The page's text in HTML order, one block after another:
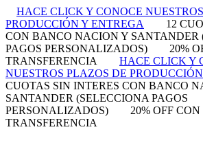
HACE CLICK Y CONOCE
PRODUCCIÓN Y ENTREGA
12
CON BANCO NACION Y SANTANDER
PAGOS PERSONALIZADOS)
20%
TRANSFERENCIA
HACE CLICK Y
NUESTROS PLAZOS DE
CUOTAS SIN INTERES CON BANCO
SANTANDER (SELECCIONA PAGOS
PERSONALIZADOS)
20% OFF CON
TRANSFERENCIA